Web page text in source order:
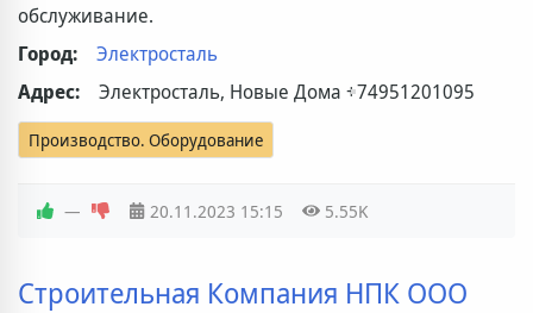
обслуживание.
Город:
Электросталь
Адрес:
Электросталь, Новые Дома +74951201095
Производство. Оборудование
— 20.11.2023 15:15 5.55K
Строительная Компания НПК ООО